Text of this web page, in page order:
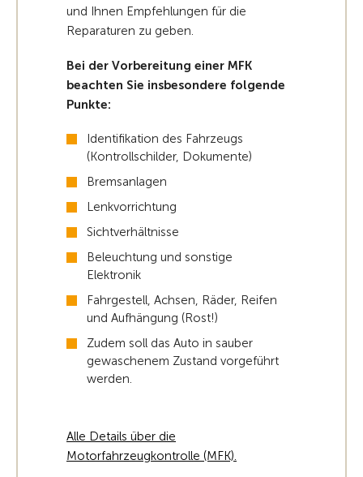
und Ihnen Empfehlungen für die
Reparaturen zu geben.
Bei der Vorbereitung einer MFK
beachten Sie insbesondere folgende
Punkte:
Identifikation des Fahrzeugs
(Kontrollschilder, Dokumente)
Bremsanlagen
Lenkvorrichtung
Sichtverhältnisse
Beleuchtung und sonstige
Elektronik
Fahrgestell, Achsen, Räder, Reifen
und Aufhängung (Rost!)
Zudem soll das Auto in sauber
gewaschenem Zustand vorgeführt
werden.
Alle Details über die
Motorfahrzeugkontrolle (MFK).